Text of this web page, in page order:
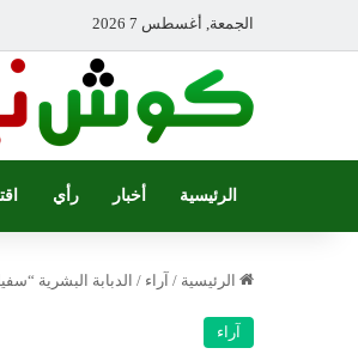
الجمعة, أغسطس 7 2026
الرئيسية أخبار رأي
الرئيسية / آراء / الدبابة البشرية
آراء